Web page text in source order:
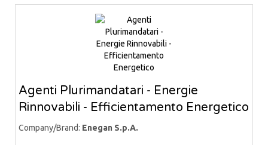
Agenti Plurimandatari - Energie
Rinnovabili - Efficientamento Energetico
Company/Brand: Enegan S.p.A.